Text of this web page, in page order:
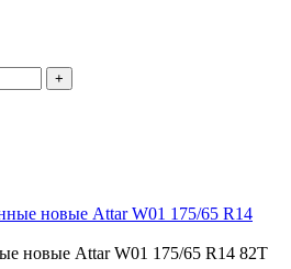
+
новые Attar W01 175/65 R14 82T